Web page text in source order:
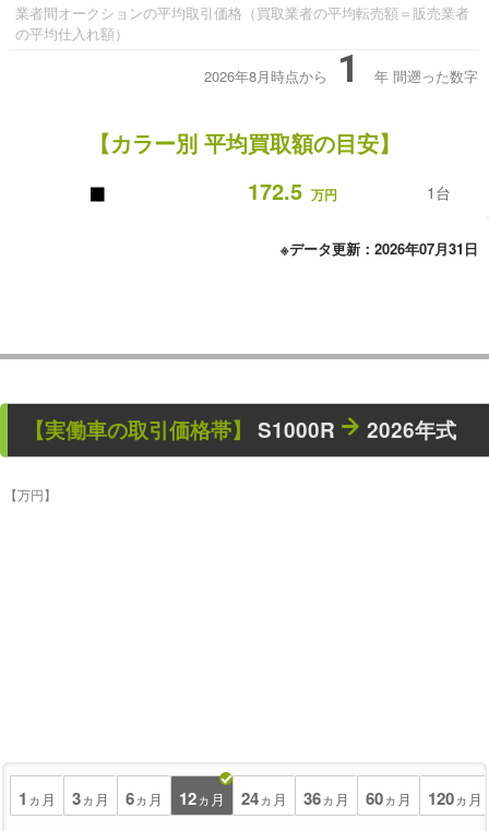
業者間オークションの平均取引価格（買取業者の平均転売額＝販売業者
の平均仕入れ額）
2026年8月時点から 1 年 間遡った数字
【カラー別 平均買取額の目安】
■ 172.5 万円 1台
※データ更新：2026年07月31日
【実働車の取引価格帯】 S1000R 2026年式
【万円】
1 ヵ月 3ヵ月 6ヵ月 12ヵ月 24ヵ月 36ヵ月 60ヵ月 120ヵ月